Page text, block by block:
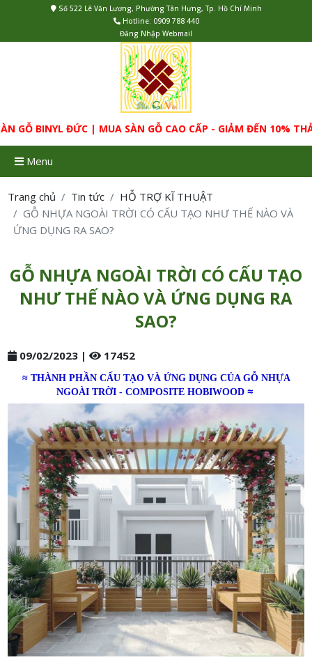
Số 522 Lê Văn Lương, Phường Tân Hưng, Tp. Hồ Chí Minh
Hotline: 0909 788 440
Đăng Nhập Webmail
ĐỨC | MUA SÀN GỖ CAO CẤP - GIẢM ĐẾN 10% THẢM
Menu
Trang chủ Tin tức
HỖ TRỢ KĨ THUẬT
GỖ NHỰA NGOÀI TRỜI CÓ CẤU TẠO NHƯ THẾ NÀO VÀ
ỨNG DỤNG RA SAO?
GỖ NHỰA NGOÀI TRỜI CÓ CẤU TẠO
NHƯ THẾ NÀO VÀ ỨNG DỤNG RA
SAO?
09/02/2023 | 17452
≈ THÀNH PHẦN CẤU TẠO VÀ ỨNG DỤNG CỦA GỖ NHỰA
NGOÀI TRỜI - COMPOSITE HOBIWOOD ≈